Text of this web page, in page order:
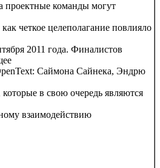
проектные команды могут
четкое целеполагание повлияло
2011 года. Финалистов
Саймона Сайнека, Эндрю
в свою очередь являются
взаимодействию